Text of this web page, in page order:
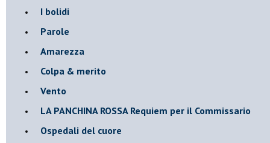
I bolidi
Parole
Amarezza
Colpa & merito
Vento
​LA PANCHINA ROSSA Requiem per il Commissario
Ospedali del cuore